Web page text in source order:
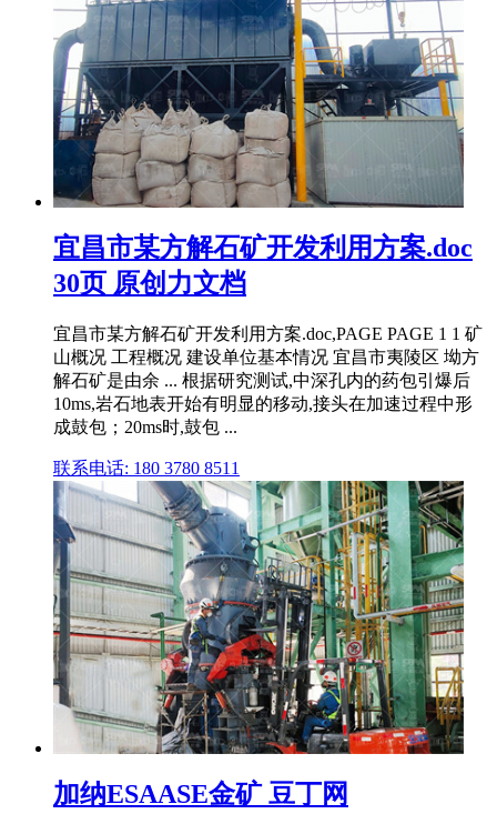
宜昌市某方解石矿开发利用方案.doc
30页 原创力文档
宜昌市某方解石矿开发利用方案.doc,PAGE PAGE 1 1 矿
山概况 工程概况 建设单位基本情况 宜昌市夷陵区 坳方
解石矿是由余 ... 根据研究测试,中深孔内的药包引爆后
10ms,岩石地表开始有明显的移动,接头在加速过程中形
成鼓包；20ms时,鼓包 ...
联系电话: 180 3780 8511
加纳ESAASE金矿 豆丁网